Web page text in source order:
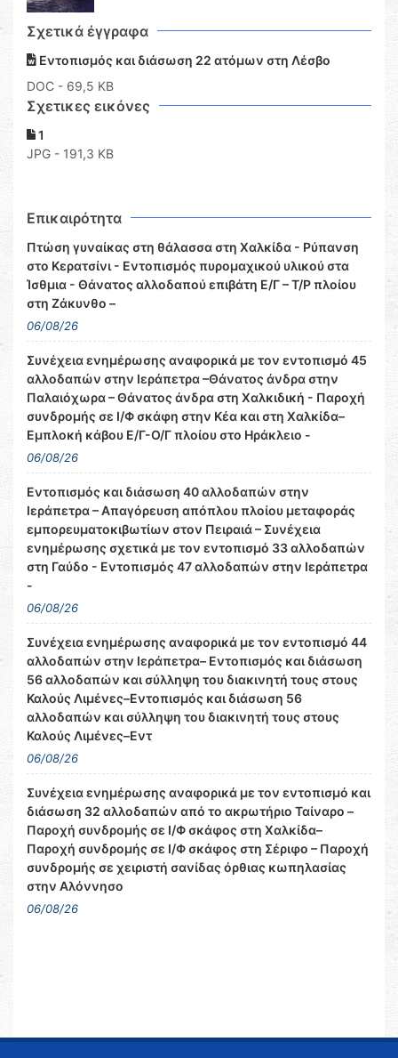
Σχετικά έγγραφα
Εντοπισμός και διάσωση 22 ατόμων στη Λέσβο
DOC - 69,5 KB
Σχετικες εικόνες
1
JPG - 191,3 KB
Επικαιρότητα
Πτώση γυναίκας στη θάλασσα στη Χαλκίδα - Ρύπανση
στο Κερατσίνι - Εντοπισμός πυρομαχικού υλικού στα
Ίσθμια - Θάνατος αλλοδαπού επιβάτη Ε/Γ – Τ/Ρ πλοίου
στη Ζάκυνθο –
06/08/26
Συνέχεια ενημέρωσης αναφορικά με τον εντοπισμό 45
αλλοδαπών στην Ιεράπετρα –Θάνατος άνδρα στην
Παλαιόχωρα – Θάνατος άνδρα στη Χαλκιδική - Παροχή
συνδρομής σε Ι/Φ σκάφη στην Κέα και στη Χαλκίδα–
Εμπλοκή κάβου Ε/Γ-Ο/Γ πλοίου στο Ηράκλειο -
06/08/26
Εντοπισμός και διάσωση 40 αλλοδαπών στην
Ιεράπετρα – Απαγόρευση απόπλου πλοίου μεταφοράς
εμπορευματοκιβωτίων στον Πειραιά – Συνέχεια
ενημέρωσης σχετικά με τον εντοπισμό 33 αλλοδαπών
στη Γαύδο - Εντοπισμός 47 αλλοδαπών στην Ιεράπετρα
-
06/08/26
Συνέχεια ενημέρωσης αναφορικά με τον εντοπισμό 44
αλλοδαπών στην Ιεράπετρα– Εντοπισμός και διάσωση
56 αλλοδαπών και σύλληψη του διακινητή τους στους
Καλούς Λιμένες–Εντοπισμός και διάσωση 56
αλλοδαπών και σύλληψη του διακινητή τους στους
Καλούς Λιμένες–Εντ
06/08/26
Συνέχεια ενημέρωσης αναφορικά με τον εντοπισμό και
διάσωση 32 αλλοδαπών από το ακρωτήριο Ταίναρο –
Παροχή συνδρομής σε Ι/Φ σκάφος στη Χαλκίδα–
Παροχή συνδρομής σε Ι/Φ σκάφος στη Σέριφο – Παροχή
συνδρομής σε χειριστή σανίδας όρθιας κωπηλασίας
στην Αλόννησο
06/08/26